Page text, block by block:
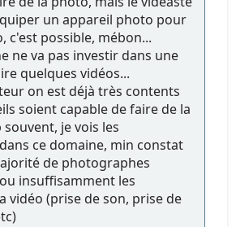
un appareil photo pour
c'est possible, mébon...
ne va pas investir dans une
quelques vidéos...
on est déjà très contents
soient capable de faire de la
je vois les
ce domaine, min constat
de photographes
insuffisamment les
vidéo (prise de son, prise de